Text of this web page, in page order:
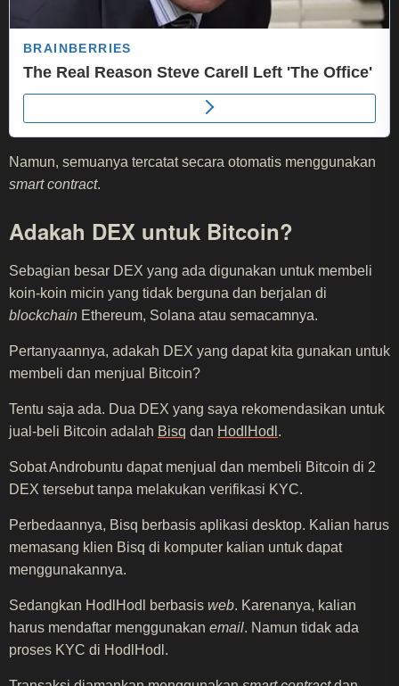
Namun, semuanya tercatat secara otomatis menggunakan
smart contract.
Adakah DEX untuk Bitcoin?
Sebagian besar DEX yang ada digunakan untuk membeli
koin-koin micin yang tidak berguna dan berjalan di
blockchain Ethereum, Solana atau semacamnya.
Pertanyaannya, adakah DEX yang dapat kita gunakan untuk
membeli dan menjual Bitcoin?
Tentu saja ada. Dua DEX yang saya rekomendasikan untuk
jual-beli Bitcoin adalah Bisq dan HodlHodl .
Sobat Androbuntu dapat menjual dan membeli Bitcoin di 2
DEX tersebut tanpa melakukan verifikasi KYC.
Perbedaannya, Bisq berbasis aplikasi desktop. Kalian harus
memasang klien Bisq di komputer kalian untuk dapat
menggunakannya.
Sedangkan HodlHodl berbasis web. Karenanya, kalian
harus mendaftar menggunakan email. Namun tidak ada
proses KYC di HodlHodl.